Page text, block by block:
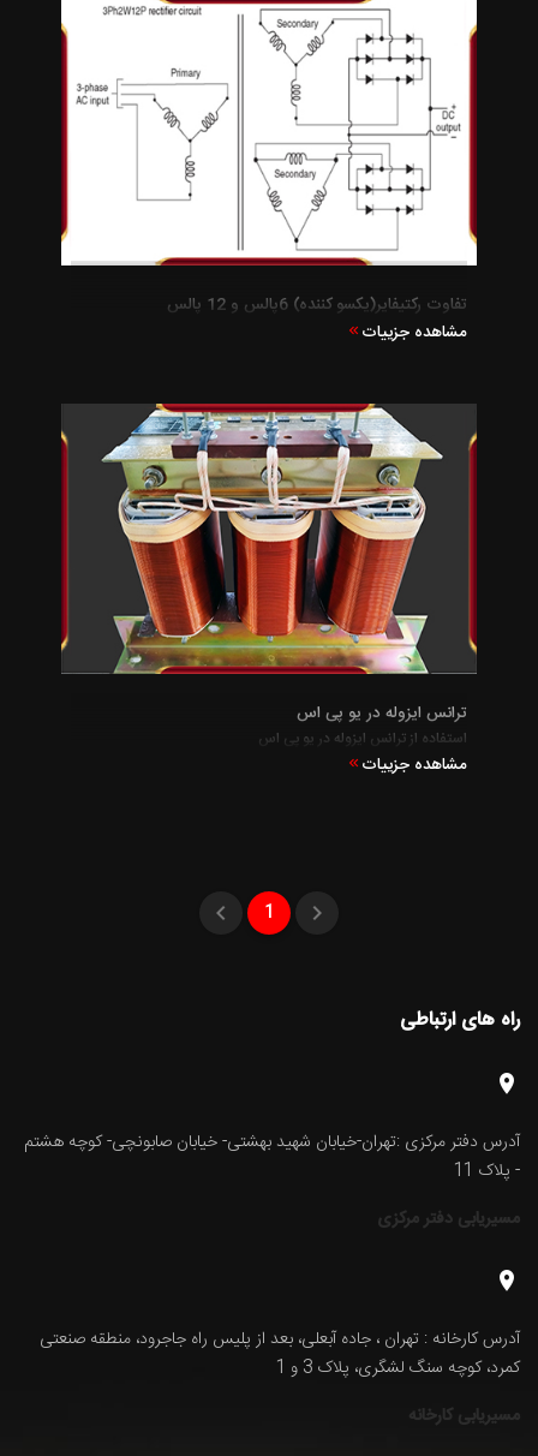
تفاوت رکتیفایر(یکسو کننده) 6پالس و 12 پالس
مشاهده جزییات
ترانس ایزوله در یو پی اس
استفاده از ترانس ایزوله در یو پی اس
مشاهده جزییات
1
راه های ارتباطی
آدرس دفتر مرکزی :تهران-خیابان شهید بهشتی- خیابان صابونچی- کوچه هشتم
- پلاک 11
مسیریابی دفتر مرکزی
آدرس کارخانه : تهران ، جاده آبعلی، بعد از پلیس راه جاجرود، منطقه صنعتی
کمرد، کوچه سنگ لشگری، پلاک 3 و 1
مسیریابی کارخانه